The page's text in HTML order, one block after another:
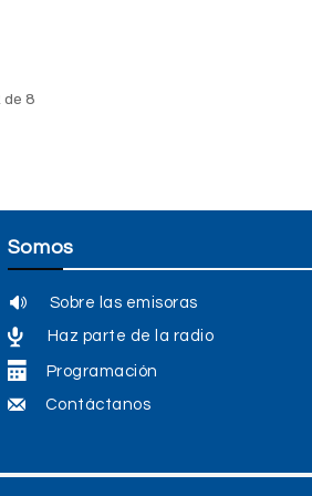
de 8
Somos
Sobre las emisoras
Haz parte de la radio
Programación
Contáctanos